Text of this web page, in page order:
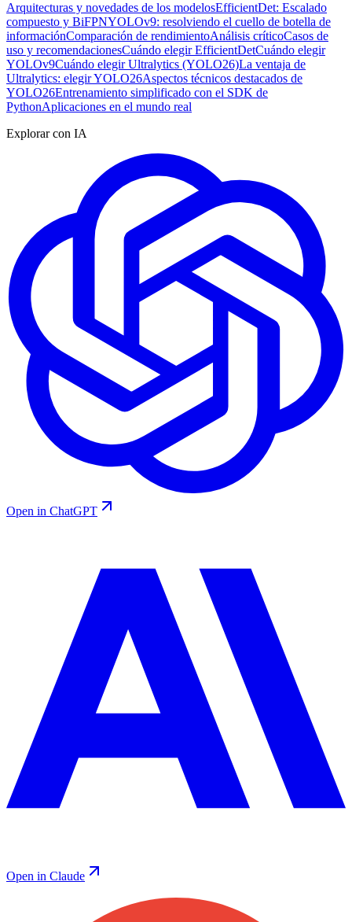
Arquitecturas y novedades de los modelosEfficientDet: Escalado
compuesto y BiFPNYOLOv9: resolviendo el cuello de botella de
informaciónComparación de rendimientoAnálisis críticoCasos de
uso y recomendacionesCuándo elegir EfficientDetCuándo elegir
YOLOv9Cuándo elegir Ultralytics (YOLO26)La ventaja de
Ultralytics: elegir YOLO26Aspectos técnicos destacados de
YOLO26Entrenamiento simplificado con el SDK de
PythonAplicaciones en el mundo real
Explorar con IA
Open in ChatGPT
Open in Claude